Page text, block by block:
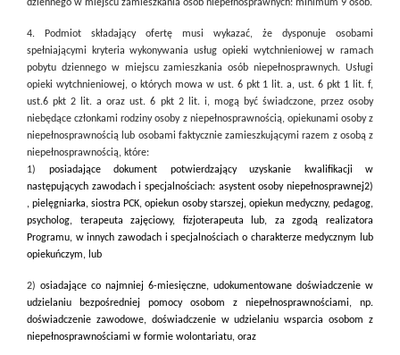
dziennego w miejscu zamieszkania osób niepełnosprawnych: minimum 9 osób.
4. Podmiot składający ofertę musi wykazać, że dysponuje osobami
spełniającymi kryteria wykonywania usług opieki wytchnieniowej w ramach
pobytu dziennego w miejscu zamieszkania osób niepełnosprawnych. Usługi
opieki wytchnieniowej, o których mowa w ust. 6 pkt 1 lit. a, ust. 6 pkt 1 lit. f,
ust.6 pkt 2 lit. a oraz ust. 6 pkt 2 lit. i, mogą być świadczone, przez osoby
niebędące członkami rodziny osoby z niepełnosprawnością, opiekunami osoby z
niepełnosprawnością lub osobami faktycznie zamieszkującymi razem z osobą z
niepełnosprawnością, które:
1) posiadające dokument potwierdzający uzyskanie kwalifikacji w
następujących zawodach i specjalnościach: asystent osoby niepełnosprawnej2)
, pielęgniarka, siostra PCK, opiekun osoby starszej, opiekun medyczny, pedagog,
psycholog, terapeuta zajęciowy, fizjoterapeuta lub, za zgodą realizatora
Programu, w innych zawodach i specjalnościach o charakterze medycznym lub
opiekuńczym, lub
2) osiadające co najmniej 6-miesięczne, udokumentowane doświadczenie w
udzielaniu bezpośredniej pomocy osobom z niepełnosprawnościami, np.
doświadczenie zawodowe, doświadczenie w udzielaniu wsparcia osobom z
niepełnosprawnościami w formie wolontariatu, oraz